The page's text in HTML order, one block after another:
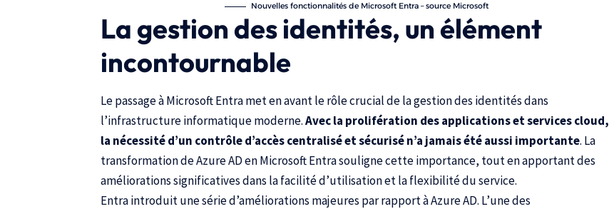
Nouvelles fonctionnalités de Microsoft Entra – source Microsoft
La gestion des identités, un élément
incontournable
Le passage à Microsoft Entra met en avant le rôle crucial de la gestion des identités dans
l’infrastructure informatique moderne.Avec la prolifération des applications et services cloud,
la nécessité d’un contrôle d’accès centralisé et sécurisé n’a jamais été aussi importante. La
transformation de Azure AD en Microsoft Entra souligne cette importance, tout en apportant des
améliorations significatives dans la facilité d’utilisation et la flexibilité du service.
Entra introduit une série d’améliorations majeures par rapport à Azure AD. L’une des